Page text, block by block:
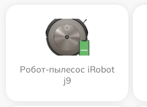
Робот-пылесос iRobot
j9